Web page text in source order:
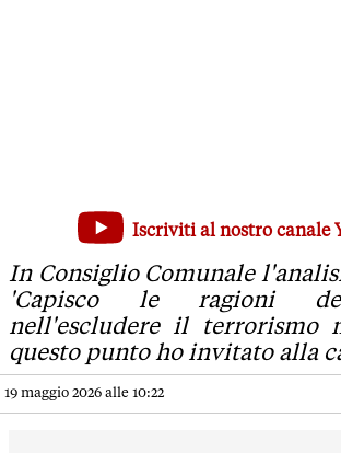
'Le conclusioni di Piantedosi su disagio
Iscriviti al nostro canale
In Consiglio Comunale
'Capisco le ragioni
nell'escludere il terrorismo
questo punto ho invitato alla
19 maggio 2026 alle 10:22